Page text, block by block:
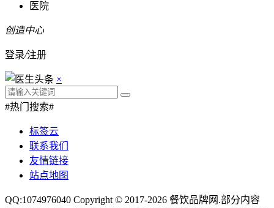
医院
创造中心
登录/注册
×
#热门搜索#
标签云
联系我们
友情链接
站点地图
QQ:1074976040 Copyright © 2017-2026 餐饮品牌网 .部分内容